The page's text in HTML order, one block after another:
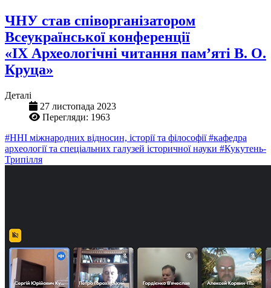
ЧНУ став співорганізатором
Всеукраїнської конференції
«ІХ Археологічні читання пам’яті В. О.
Круца»
Деталі
27 листопада 2023
Перегляди: 1963
#ННІ міжнародних відносин, історії та філософії#кафедра
археології та спеціальних галузей історичної науки #Кукутень-
Трипілля